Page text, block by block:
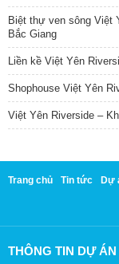
Biệt thự ven sông Việt
Bắc Giang
Liền kề Việt Yên
Shophouse Việt Yên
Việt Yên Riverside –
Trang chủ Tin tức Dự
THÔNG TIN DỰ